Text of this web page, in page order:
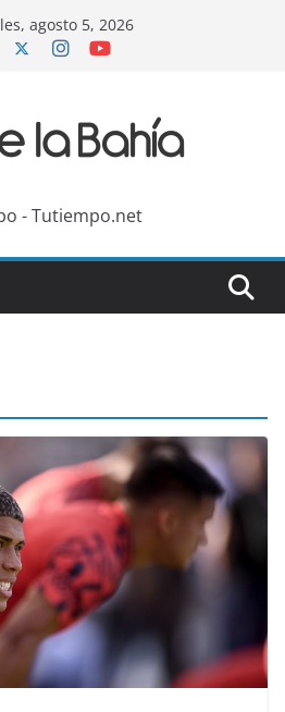
agosto 5, 2026
- Tutiempo.net